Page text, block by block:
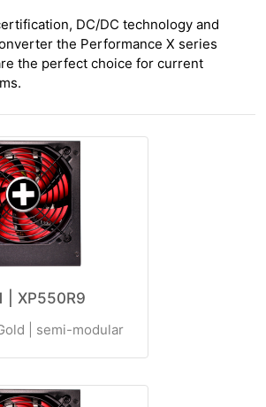
DC/DC technology and
the Performance X series
the perfect choice for current
| XP550R9
| semi-modular